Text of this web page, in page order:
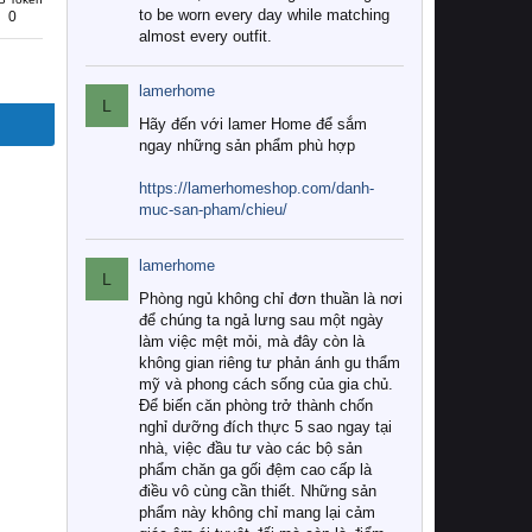
0
to be worn every day while matching
almost every outfit.
L
lamerhome
Hãy đến với lamer Home để sắm
ngay những sản phẩm phù hợp
https://lamerhomeshop.com/danh-
muc-san-pham/chieu/
L
lamerhome
Phòng ngủ không chỉ đơn thuần là nơi
để chúng ta ngả lưng sau một ngày
làm việc mệt mỏi, mà đây còn là
không gian riêng tư phản ánh gu thẩm
mỹ và phong cách sống của gia chủ.
Để biến căn phòng trở thành chốn
nghỉ dưỡng đích thực 5 sao ngay tại
nhà, việc đầu tư vào các bộ sản
phẩm chăn ga gối đệm cao cấp là
điều vô cùng cần thiết. Những sản
phẩm này không chỉ mang lại cảm